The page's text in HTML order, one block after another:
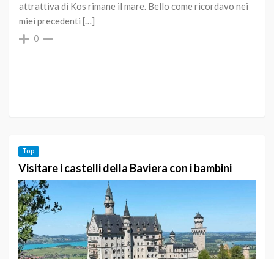
attrattiva di Kos rimane il mare. Bello come ricordavo nei
miei precedenti […]
0
Top
Visitare i castelli della Baviera con i bambini